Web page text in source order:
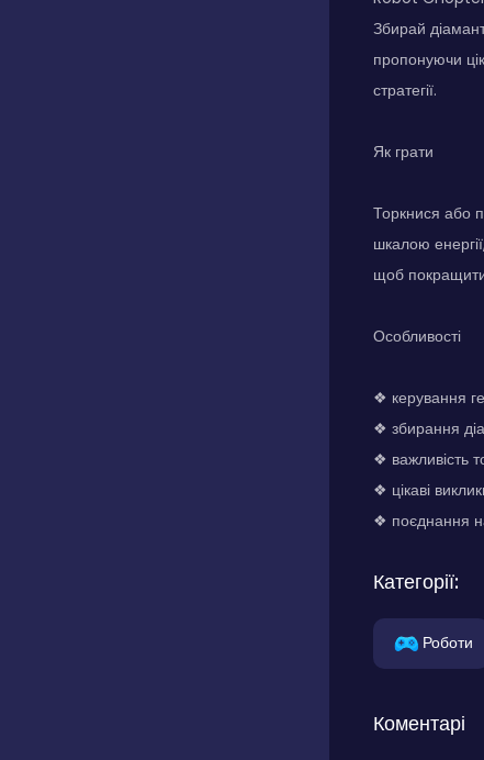
Збирай
пропонуючи
стратегії.
Як грати
Торкнися або
шкалою
щоб покращити
Особливості
❖ керування
❖ збирання
❖ важливість
❖ цікаві
❖ поєднання
Категорії:
Роботи
Коментарі